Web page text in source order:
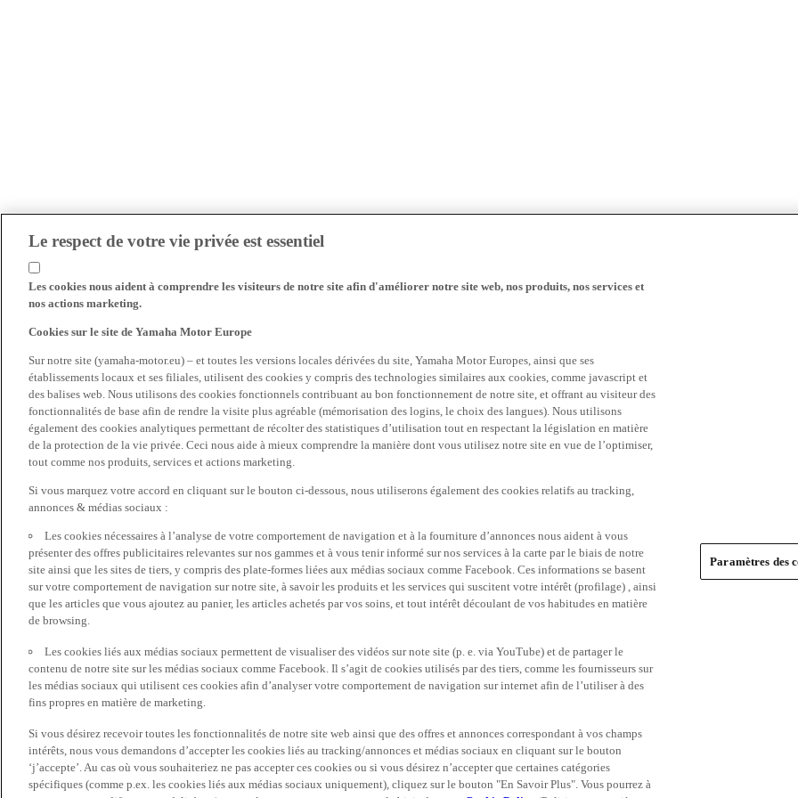
Le respect de votre vie privée est essentiel
Les cookies nous aident à comprendre les visiteurs de notre site afin d'améliorer notre site web, nos produits, nos services et
nos actions marketing.
Cookies sur le site de Yamaha Motor Europe
Sur notre site (yamaha-motor.eu) – et toutes les versions locales dérivées du site, Yamaha Motor Europes, ainsi que ses
établissements locaux et ses filiales, utilisent des cookies y compris des technologies similaires aux cookies, comme javascript et
des balises web. Nous utilisons des cookies fonctionnels contribuant au bon fonctionnement de notre site, et offrant au visiteur des
fonctionnalités de base afin de rendre la visite plus agréable (mémorisation des logins, le choix des langues). Nous utilisons
également des cookies analytiques permettant de récolter des statistiques d’utilisation tout en respectant la législation en matière
de la protection de la vie privée. Ceci nous aide à mieux comprendre la manière dont vous utilisez notre site en vue de l’optimiser,
tout comme nos produits, services et actions marketing.
Si vous marquez votre accord en cliquant sur le bouton ci-dessous, nous utiliserons également des cookies relatifs au tracking,
annonces & médias sociaux :
Les cookies nécessaires à l’analyse de votre comportement de navigation et à la fourniture d’annonces nous aident à vous
présenter des offres publicitaires relevantes sur nos gammes et à vous tenir informé sur nos services à la carte par le biais de notre
site ainsi que les sites de tiers, y compris des plate-formes liées aux médias sociaux comme Facebook. Ces informations se basent
sur votre comportement de navigation sur notre site, à savoir les produits et les services qui suscitent votre intérêt (profilage) , ainsi
que les articles que vous ajoutez au panier, les articles achetés par vos soins, et tout intérêt découlant de vos habitudes en matière
de browsing.
Les cookies liés aux médias sociaux permettent de visualiser des vidéos sur note site (p. e. via YouTube) et de partager le
contenu de notre site sur les médias sociaux comme Facebook. Il s’agit de cookies utilisés par des tiers, comme les fournisseurs sur
les médias sociaux qui utilisent ces cookies afin d’analyser votre comportement de navigation sur internet afin de l’utiliser à des
fins propres en matière de marketing.
Si vous désirez recevoir toutes les fonctionnalités de notre site web ainsi que des offres et annonces correspondant à vos champs
intérêts, nous vous demandons d’accepter les cookies liés au tracking/annonces et médias sociaux en cliquant sur le bouton
‘j’accepte’. Au cas où vous souhaiteriez ne pas accepter ces cookies ou si vous désirez n’accepter que certaines catégories
spécifiques (comme p.ex. les cookies liés aux médias sociaux uniquement), cliquez sur le bouton "En Savoir Plus". Vous pourrez à
Paramètres des